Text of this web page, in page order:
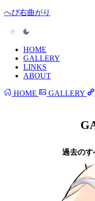
へび右曲がり
HOME
GALLERY
LINKS
ABOUT
HOME GALLERY
過去のす